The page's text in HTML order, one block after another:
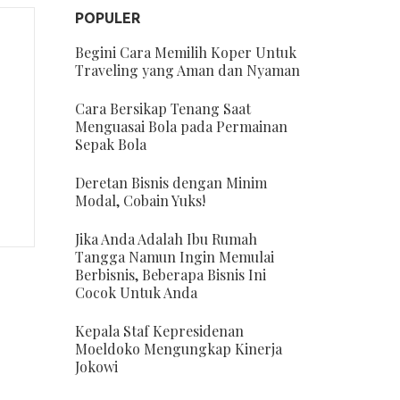
POPULER
Begini Cara Memilih Koper Untuk
Traveling yang Aman dan Nyaman
Cara Bersikap Tenang Saat
Menguasai Bola pada Permainan
Sepak Bola
Deretan Bisnis dengan Minim
Modal, Cobain Yuks!
Jika Anda Adalah Ibu Rumah
Tangga Namun Ingin Memulai
Berbisnis, Beberapa Bisnis Ini
Cocok Untuk Anda
Kepala Staf Kepresidenan
Moeldoko Mengungkap Kinerja
Jokowi